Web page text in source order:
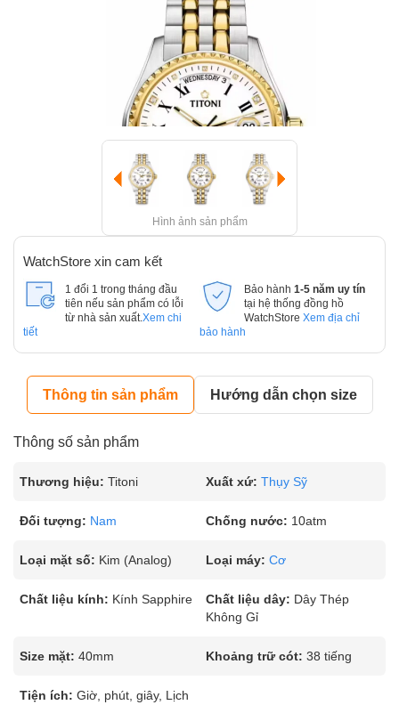
Hình ảnh sản phẩm
WatchStore xin cam kết
1 đổi 1 trong tháng đầu
tiên nếu sản phẩm có lỗi
từ nhà sản xuất. Xem chi
tiết
Bảo hành 1-5 năm uy tín
tại hệ thống đồng hồ
WatchStore Xem địa chỉ
bảo hành
Thông tin sản phẩm Hướng dẫn chọn size
Thông số sản phẩm
Thương hiệu: Titoni Xuất xứ: Thụy Sỹ
Đối tượng: Nam Chống nước: 10atm
Loại mặt số: Kim (Analog) Loại máy: Cơ
Chất liệu kính: Kính Sapphire Chất liệu dây: Dây Thép
Không Gỉ
Size mặt: 40mm Khoảng trữ cót: 38 tiếng
Tiện ích: Giờ, phút, giây, Lịch